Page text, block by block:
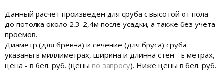
Данный расчет произведен для сруба с высотой от пола
до потолка около 2,3-2,4м после усадки, а также без учета
проемов.
Диаметр (для бревна) и сечение (для бруса) сруба
указаны в миллиметрах, ширина и длинна стен - в метрах,
цена - в бел. руб. (цены по запросу). Ниже цены в бел. руб.